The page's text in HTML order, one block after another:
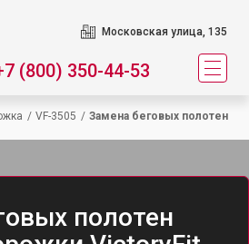
Московская улица, 135
(800) 350-44-53
/ VF-3505 / Замена беговых полотен
полотен